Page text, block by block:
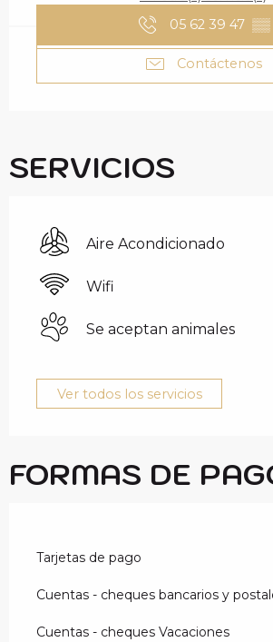
05 62 39 47 ▒▒
Contáctenos
SERVICIOS
Aire Acondicionado
Wifi
Se aceptan animales
Ver todos los servicios
FORMAS DE
Tarjetas de pago
Cuentas - cheques bancarios y
Cuentas - cheques Vacaciones